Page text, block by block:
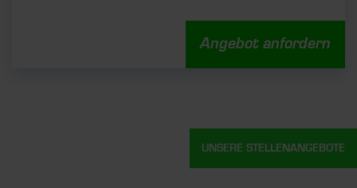
Angebot anfordern
UNSERE STELLENANGEBOTE